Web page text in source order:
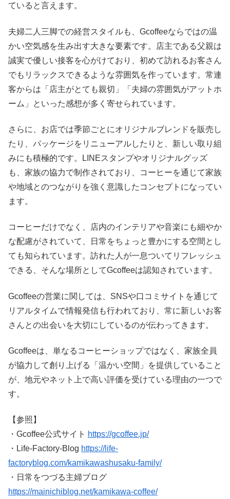
ていると言えます。
夫婦二人三脚での経営スタイルも、Gcoffeeならではの温
かい空気感を生み出す大きな要素です。店主である父親は
誠実で優しい接客を心がけており、初めて訪れるお客さん
でもリラックスできるような雰囲気を作っています。常連
客からは「店主がとても親切」「夫婦の雰囲気がアットホ
ーム」といった感想が多く寄せられています。
さらに、お店では季節ごとにオリジナルブレンドを販売し
たり、パッケージをリニューアルしたりと、新しい取り組
みにも積極的です。LINEスタンプやオリジナルグッズ
も、家族の協力で制作されており、コーヒーを通じて家族
や地域とのつながりを強く意識したコンセプトになってい
ます。
コーヒーだけでなく、店内のインテリアや音楽にも細やか
な配慮がされていて、日常をちょっと豊かにする空間とし
ても知られています。訪れた人が一息ついてリフレッシュ
できる、そんな場所としてGcoffeeは認知されています。
Gcoffeeの営業に関しては、SNSや口コミサイトを通じて
リアルタイムで情報発信も行われており、常に新しいお客
さんとの出会いを大切にしているのが伝わってきます。
Gcoffeeは、単なるコーヒーショップではなく、家族全員
が協力して創り上げる「温かい空間」を提供していること
が、地元やネット上で高い評価を受けている理由の一つで
す。
【参照】
・Gcoffee公式サイト https://gcoffee.jp/
・Life-Factory-Blog https://life-
factoryblog.com/kamikawashusaku-family/
・日常をつづる主婦ブログ
https://mainichiblog.net/kamikawa-coffee/